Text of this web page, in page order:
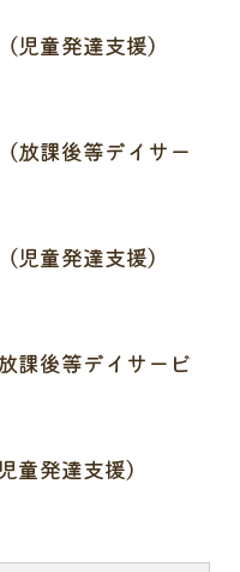
児童発達支援）
放課後等デイサー
児童発達支援）
課後等デイサービ
童発達支援）